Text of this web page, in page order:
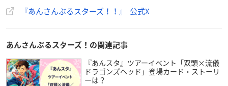
『あんさんぶるスターズ！！』 公式X
あんさんぶるスターズ！の関連記事
『あんスタ』ツアーイベント「双頭×流儀
ドラゴンズヘッド」登場カード・ストーリ
ーは？